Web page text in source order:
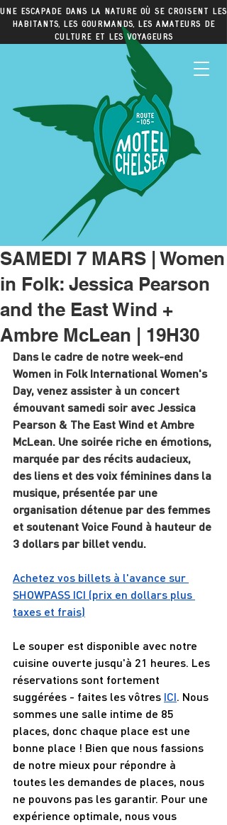
Une escapade dans la nature où se croisent les
habitants, les gourmands, les amateurs de
culture et les voyageurs
SAMEDI 7 MARS | Women
in Folk: Jessica Pearson
and the East Wind +
Ambre McLean | 19H30
Dans le cadre de notre week-end
Women in Folk International Women's
Day, venez assister à un concert
émouvant samedi soir avec Jessica
Pearson & The East Wind et Ambre
McLean. Une soirée riche en émotions,
marquée par des récits audacieux,
des liens et des voix féminines dans la
musique, présentée par une
organisation détenue par des femmes
et soutenant Voice Found à hauteur de
3 dollars par billet vendu.
Achetez vos billets à l'avance sur
SHOWPASS ICI (prix en dollars plus
taxes et frais)
Le souper est disponible avec notre
cuisine ouverte jusqu'à 21 heures. Les
réservations sont fortement
suggérées - faites les vôtres ICI. Nous
sommes une salle intime de 85
places, donc chaque place est une
bonne place ! Bien que nous fassions
de notre mieux pour répondre à
toutes les demandes de places, nous
ne pouvons pas les garantir. Pour une
expérience optimale, nous vous